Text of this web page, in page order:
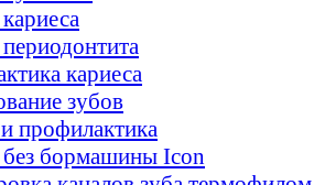
кариеса
зубов
профилактика
без бормашины Icon